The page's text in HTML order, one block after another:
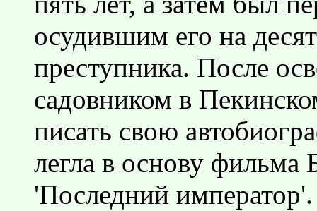
осудившим его на
преступника. После
садовником в
писать свою
легла в основу фильма
'Последний император'.